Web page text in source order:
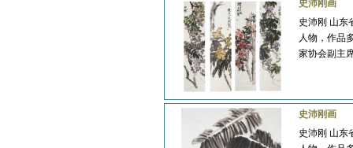
史沛刚画
史沛刚 山东
人物，作品
家协会副主
史沛刚画
史沛刚 山东